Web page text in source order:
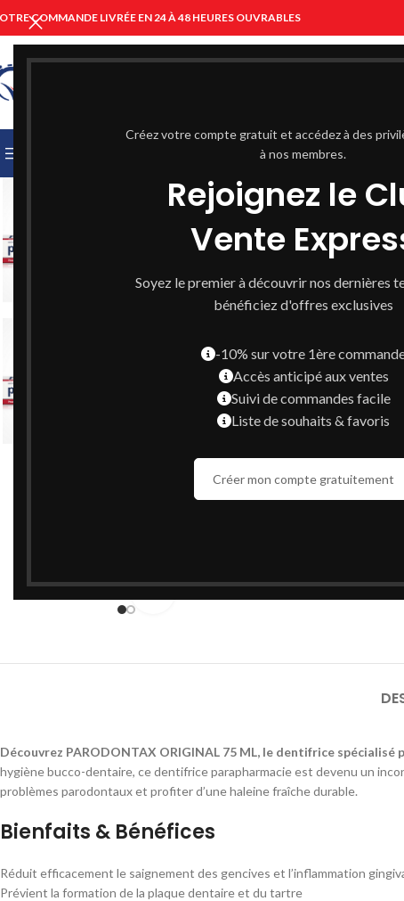
Créez votre compte gratuit et accédez à des
à nos membres.
Rejoignez le
Vente
Soyez le premier à découvrir nos dernières
bénéficiez d'offres exclusives
-10% sur votre 1ère
Accès anticipé aux ventes
Suivi de commandes facile
Liste de souhaits & favoris
Créer mon compte gratuitement
COMMANDE LIVRÉE EN 24 À 48 HEURES OUVRABLES
ACCUEILPARAPHARMACIE
Découvrez PARODONTAX ORIGINAL 75 ML, le dentifrice
hygiène bucco-dentaire, ce dentifrice parapharmacie est devenu un
problèmes parodontaux et profiter d’une haleine fraîche durable.
Bienfaits & Bénéfices
Réduit efficacement le saignement des gencives et l’inflammation
Prévient la formation de la plaque dentaire et du tartre